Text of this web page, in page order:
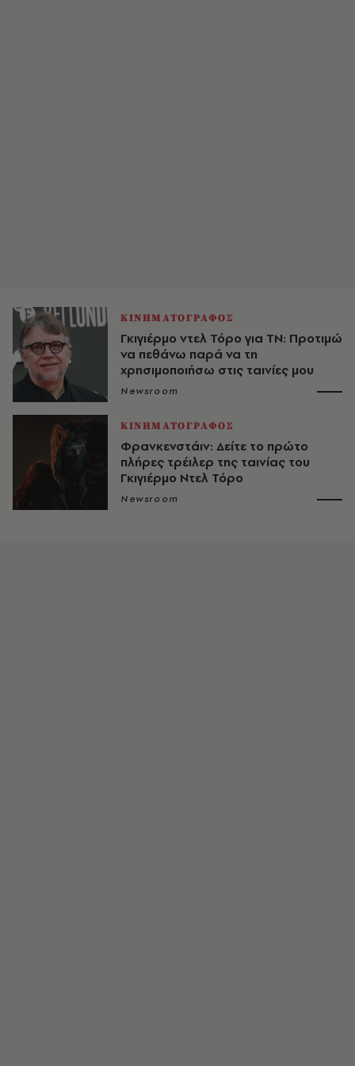
ΚΙΝΗΜΑΤΟΓΡΑΦΟΣ
Γκιγιέρμο ντελ Τόρο για ΤΝ: Προτιμώ
να πεθάνω παρά να τη
χρησιμοποιήσω στις ταινίες μου
Newsroom
ΚΙΝΗΜΑΤΟΓΡΑΦΟΣ
Φρανκενστάιν: Δείτε το πρώτο
πλήρες τρέιλερ της ταινίας του
Γκιγιέρμο Ντελ Τόρο
Newsroom